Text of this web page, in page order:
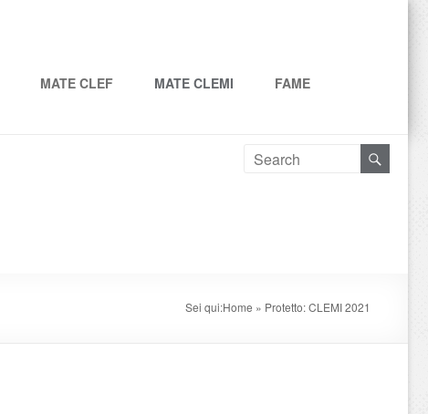
MATE CLEF MATE CLEMI
FAME
Sei qui:Home » Protetto: CLEMI 2021